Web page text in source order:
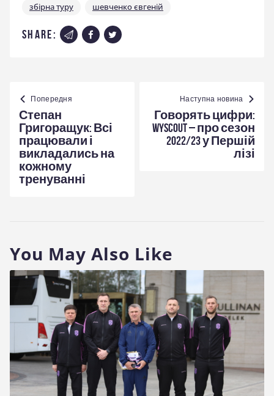
збірна туру
шевченко євгеній
share:
Навігація
записів
Попередня
Степан
Григоращук: Всі
працювали і
викладались на
кожному
тренуванні
Наступна новина
Говорять цифри:
Wyscout – про сезон
2022/23 у Першій
лізі
You May Also Like